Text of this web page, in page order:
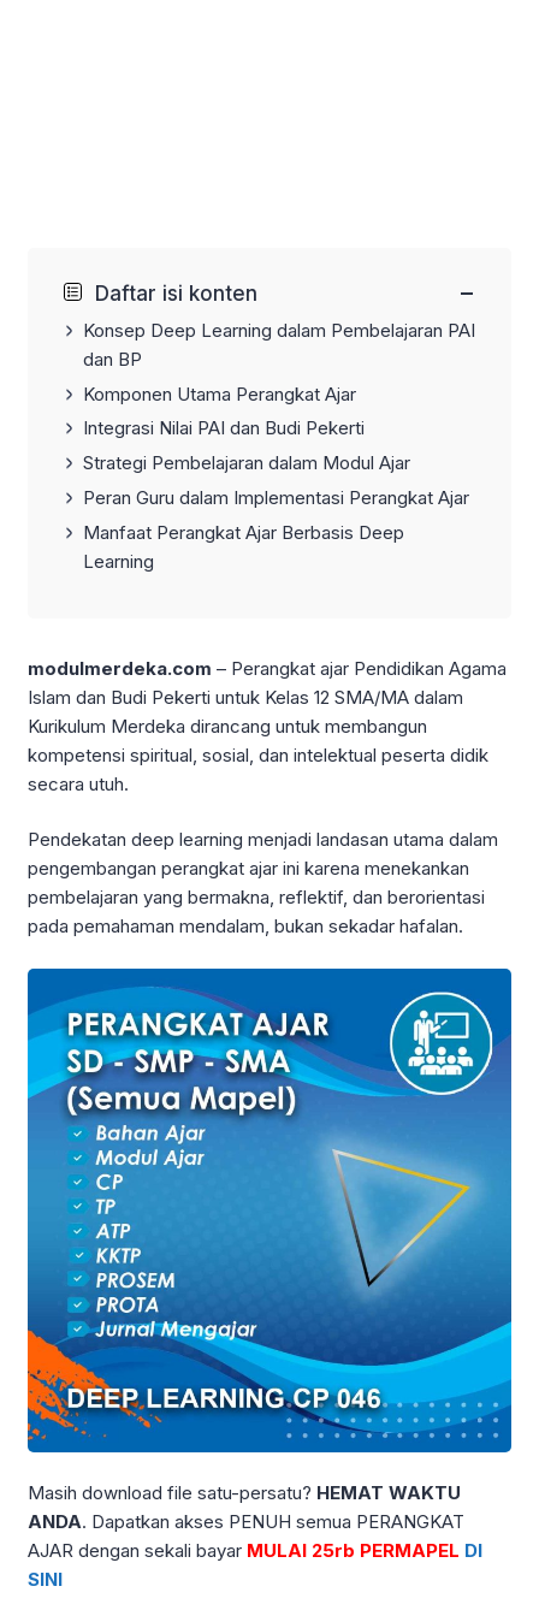
Daftar isi konten −
Konsep Deep Learning dalam Pembelajaran PAI
dan BP
Komponen Utama Perangkat Ajar
Integrasi Nilai PAI dan Budi Pekerti
Strategi Pembelajaran dalam Modul Ajar
Peran Guru dalam Implementasi Perangkat Ajar
Manfaat Perangkat Ajar Berbasis Deep
Learning
modulmerdeka.com – Perangkat ajar Pendidikan Agama
Islam dan Budi Pekerti untuk Kelas 12 SMA/MA dalam
Kurikulum Merdeka dirancang untuk membangun
kompetensi spiritual, sosial, dan intelektual peserta didik
secara utuh.
Pendekatan deep learning menjadi landasan utama dalam
pengembangan perangkat ajar ini karena menekankan
pembelajaran yang bermakna, reflektif, dan berorientasi
pada pemahaman mendalam, bukan sekadar hafalan.
Masih download file satu-persatu? HEMAT WAKTU
ANDA. Dapatkan akses PENUH semua PERANGKAT
AJAR dengan sekali bayar MULAI 25rb PERMAPEL DI
SINI